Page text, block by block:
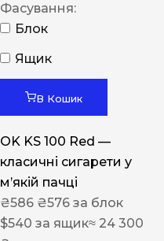
Фасування:
Блок
Ящик
В Кошик
OK KS 100 Red —
класичні сигарети у
м’якій пачці
₴586 ₴576 за блок
$540 за ящик≈ 24 300